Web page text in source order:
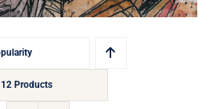
12 Products